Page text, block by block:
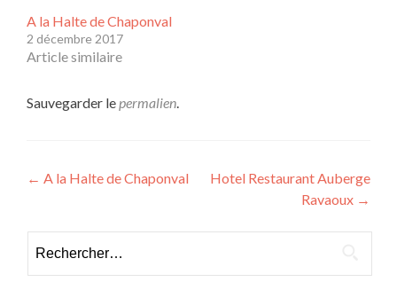
A la Halte de Chaponval
2 décembre 2017
Article similaire
Sauvegarder lepermalien.
Navigation
l’article
← A la Halte de Chaponval
Hotel Restaurant Auberge
Ravaoux →